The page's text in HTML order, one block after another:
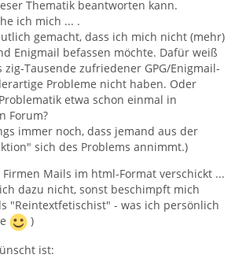
Thematik beantworten kann.
ich mich ... .
gemacht, dass ich mich nicht (mehr)
Enigmail befassen möchte. Dafür weiß
zig-Tausende zufriedener GPG/Enigmail-
Probleme nicht haben. Oder
etwa schon einmal in
Forum?
immer noch, dass jemand aus der
sich des Problems annimmt.)
Mails im html-Format verschickt ...
dazu nicht, sonst beschimpft mich
"Reintextfetischist" - was ich persönlich
)
ist: